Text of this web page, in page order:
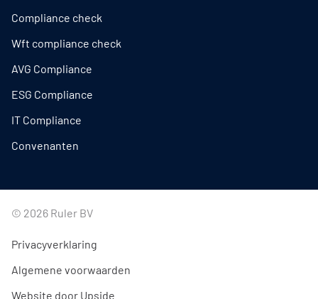
Compliance check
Wft compliance check
AVG Compliance
ESG Compliance
IT Compliance
Convenanten
© 2026 Ruler BV
Privacyverklaring
Algemene voorwaarden
Website door Upside